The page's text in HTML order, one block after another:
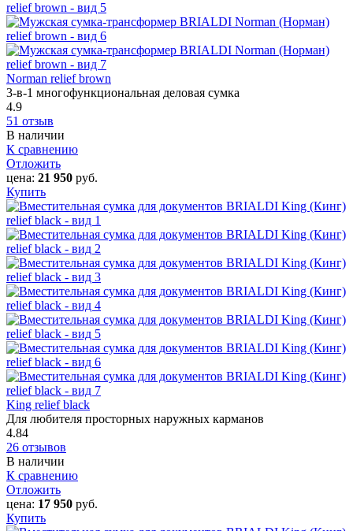
Norman relief brown
3-в-1 многофункциональная деловая сумка
4.9
51 отзыв
В наличии
К сравнению
Отложить
цена: 21 950 руб.
Купить
King relief black
Для любителя просторных наружных карманов
4.84
26 отзывов
В наличии
К сравнению
Отложить
цена: 17 950 руб.
Купить